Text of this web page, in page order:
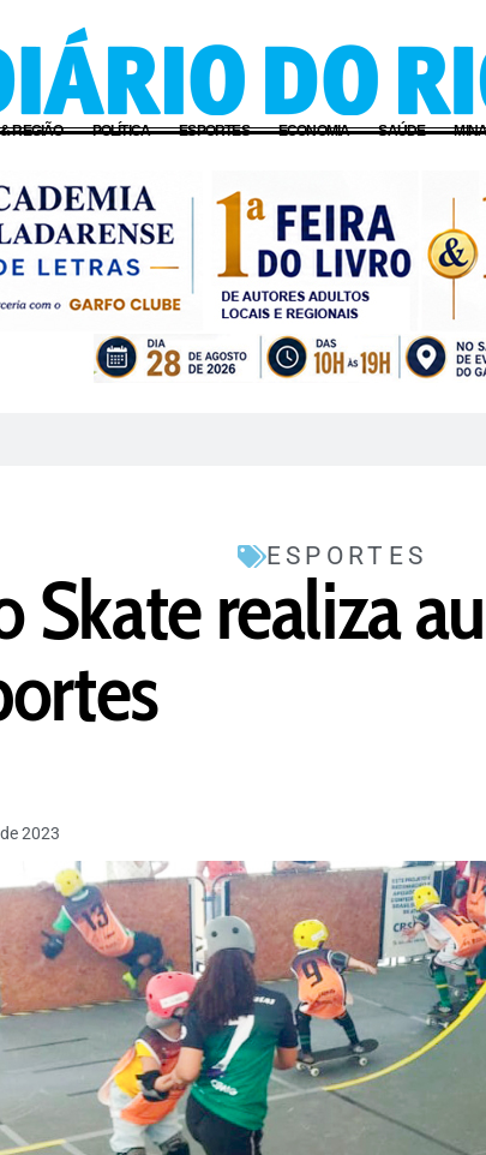
REGIÃO POLÍTICA ESPORTES ECONOMIA SAÚDE
ESPORTES
Skate realiza
2023